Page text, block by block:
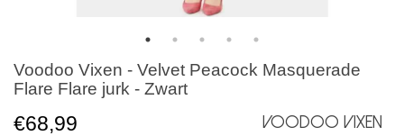
Voodoo Vixen - Velvet Peacock Masquerade
Flare Flare jurk - Zwart
€68,99 Voodoo Vixen